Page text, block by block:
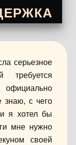
серьезное
знаю, с чего
я хотел бы
мне нужно
своей